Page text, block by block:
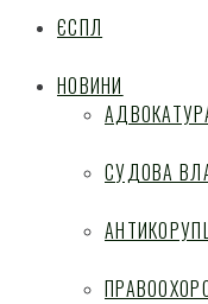
ЄСПЛ
НОВИНИ
СУДОВА